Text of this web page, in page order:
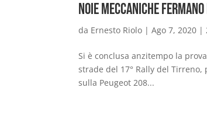
Noie meccaniche
da Ernesto Riolo |Ago 7, 2020 |
Si è conclusa anzitempo la
strade del 17° Rally del
sulla Peugeot 208...